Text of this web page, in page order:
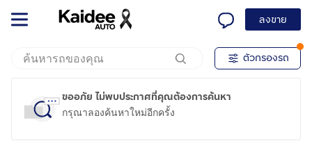
ลงขาย
ตัวกรองรถ
ขออภัย ไม่พบประกาศที่คุณต้องการค้นหา
กรุณาลองค้นหาใหม่อีกครั้ง